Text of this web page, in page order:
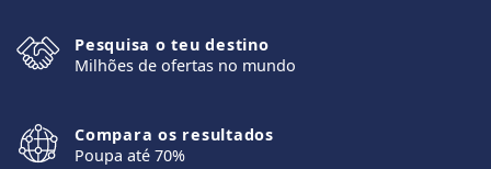
Pesquisa o teu destino
Milhões de ofertas no mundo
Compara os resultados
Poupa até 70%